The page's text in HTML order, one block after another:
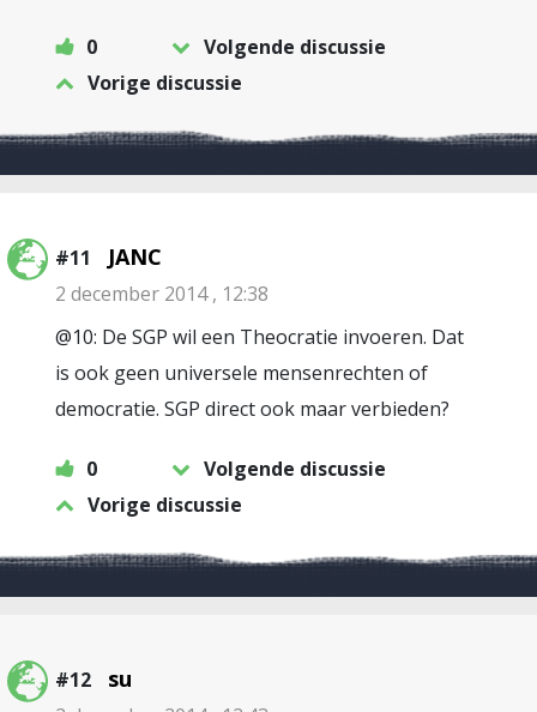
0
Volgende discussie
Vorige discussie
#11 JANC
2 december 2014 , 12:38
@10: De SGP wil een Theocratie invoeren. Dat
is ook geen universele mensenrechten of
democratie. SGP direct ook maar verbieden?
0
Volgende discussie
Vorige discussie
#12 su